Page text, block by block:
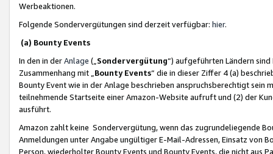
Werbeaktionen.
Folgende Sondervergütungen sind derzeit verfügbar: hier.
(a) Bounty Events
In den in derAnlage („ Sondervergütung“) aufgeführten Ländern
Zusammenhang mit „ Bounty Events“ die in dieser Ziffer 4 (a)
Bounty Event wie in der Anlage beschrieben anspruchsberechtigt sein
teilnehmende Startseite einer Amazon-Website aufruft und (2) der
ausführt.
Amazon zahlt keine Sondervergütung, wenn das zugrundeliegende
Anmeldungen unter Angabe ungültiger E-Mail-Adressen, Einsatz von
Person, wiederholter Bounty Events und Bounty Events, die nicht